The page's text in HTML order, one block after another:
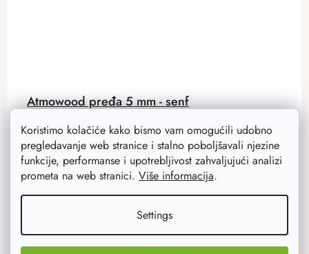
Koristimo kolačiće kako bismo vam omogućili udobno
pregledavanje web stranice i stalno poboljšavali njezine
funkcije, performanse i upotrebljivost zahvaljujući analizi
prometa na web stranici. Više informacija.
Settings
Atmowood pređa 5 mm - senf
Na zalihi55 kom
Pređa atraktivne boje senfa idealna je za heklanje košara
i izradu interijera. Ima poliestersku jezgru, 100 m
namotaja, au našoj ponudi možete pronaći i druge
varijante boja .